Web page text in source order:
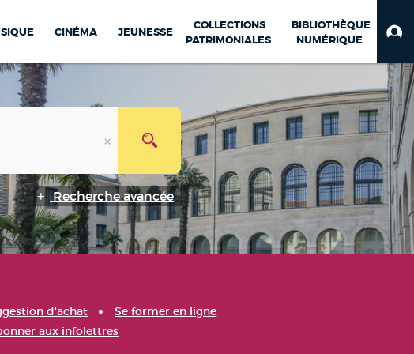
CINÉMA JEUNESSE
COLLECTIONS
PATRIMONIALES
BIBLIOTHÈQUE
NUMÉRIQUE
Recherche avancée
d'achat
Se former en ligne
aux infolettres